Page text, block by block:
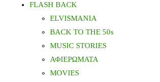
FLASH BACK
ELVISMANIA
BACK TO THE 50s
MUSIC STORIES
ΑΦΙΕΡΩΜΑΤΑ
MOVIES